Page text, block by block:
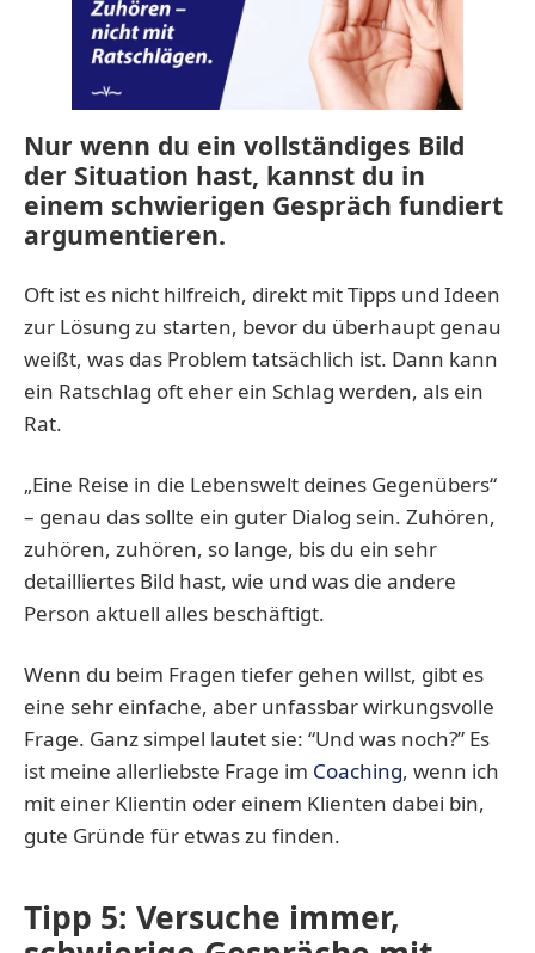
Nur wenn du ein vollständiges Bild
der Situation hast, kannst du in
einem schwierigen Gespräch fundiert
argumentieren.
Oft ist es nicht hilfreich, direkt mit Tipps und Ideen
zur Lösung zu starten, bevor du überhaupt genau
weißt, was das Problem tatsächlich ist. Dann kann
ein Ratschlag oft eher ein Schlag werden, als ein
Rat.
„Eine Reise in die Lebenswelt deines Gegenübers“
– genau das sollte ein guter Dialog sein. Zuhören,
zuhören, zuhören, so lange, bis du ein sehr
detailliertes Bild hast, wie und was die andere
Person aktuell alles beschäftigt.
Wenn du beim Fragen tiefer gehen willst, gibt es
eine sehr einfache, aber unfassbar wirkungsvolle
Frage. Ganz simpel lautet sie: “Und was noch?” Es
ist meine allerliebste Frage im Coaching, wenn ich
mit einer Klientin oder einem Klienten dabei bin,
gute Gründe für etwas zu finden.
Tipp 5: Versuche immer,